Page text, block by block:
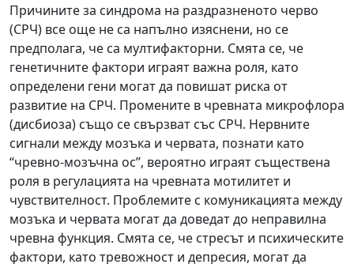
Причините за синдрома на раздразненото черво
(СРЧ) все още не са напълно изяснени, но се
предполага, че са мултифакторни. Смята се, че
генетичните фактори играят важна роля, като
определени гени могат да повишат риска от
развитие на СРЧ. Промените в чревната микрофлора
(дисбиоза) също се свързват със СРЧ. Нервните
сигнали между мозъка и червата, познати като
“чревно-мозъчна ос”, вероятно играят съществена
роля в регулацията на чревната мотилитет и
чувствителност. Проблемите с комуникацията между
мозъка и червата могат да доведат до неправилна
чревна функция. Смята се, че стресът и психическите
фактори, като тревожност и депресия, могат да